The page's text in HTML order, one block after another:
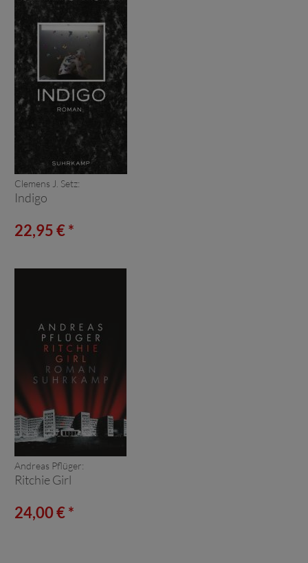
Clemens J. Setz:
Indigo
22,95 € *
Andreas Pflüger:
Ritchie Girl
24,00 € *